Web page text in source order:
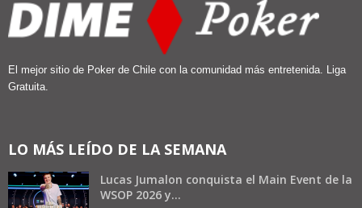
El mejor sitio de Poker de Chile con la comunidad más entretenida. Liga
Gratuita.
LO MÁS LEÍDO DE LA SEMANA
Lucas Jumalon conquista el Main Event de la
WSOP 2026 y...